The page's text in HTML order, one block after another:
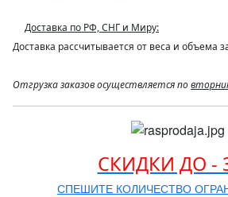
Доставка по РФ, СНГ и Миру:
Доставка рассчитывается от веса и объема
Отгрузка заказов осуществляется по
СКИДКИ ДО -
СПЕШИТЕ КОЛИЧЕСТВО